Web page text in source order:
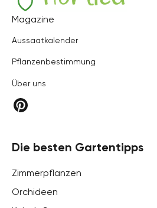
Hortica
Magazine
Aussaatkalender
Pflanzenbestimmung
Über uns
Die besten Gartentipps
Zimmerpflanzen
Orchideen